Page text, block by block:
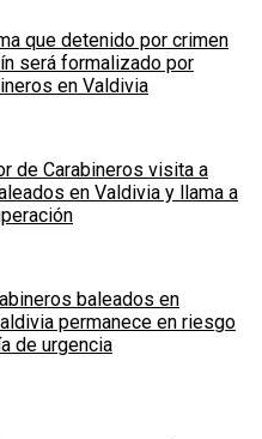
que detenido por crimen
será formalizado por
en Valdivia
de Carabineros visita a
en Valdivia y llama a
baleados en
permanece en riesgo
de urgencia